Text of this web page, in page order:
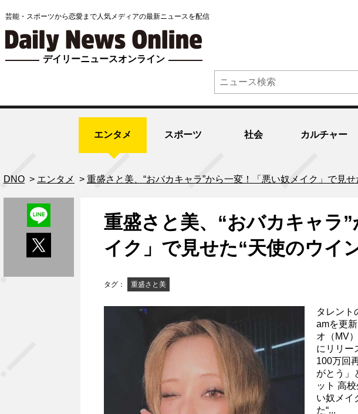
芸能・スポーツから恋愛まで人気メディアの最新ニュースを配信
デイリーニュースオンライン
エンタメ スポーツ 社会 カルチャー
DNO > エンタメ > 重盛さと美、“おバカキャラ”から一変！「悪い奴メイク」で見
重盛さと美、“おバカキャラ
イク」で見せた“天使のウイ
タグ： 重盛さと美
タレント
amを更
オ（MV
にリリー
100万回
がとう」
ット 高
い奴メイ
た“...